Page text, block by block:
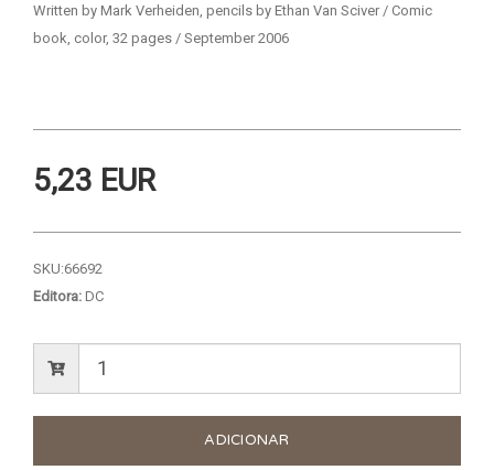
Written by Mark Verheiden, pencils by Ethan Van Sciver / Comic
book, color, 32 pages / September 2006
5,23 EUR
SKU:66692
Editora: DC